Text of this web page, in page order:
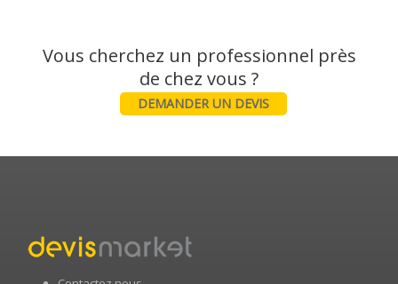
Vous cherchez un professionnel près
DEMANDER UN DEVIS